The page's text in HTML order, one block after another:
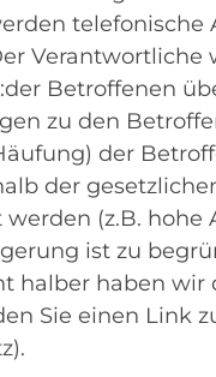
telefonische
Verantwortliche
Betroffenen
zu den
der
der
(z.B. hohe
ist zu
halber haben wir
Sie einen Link